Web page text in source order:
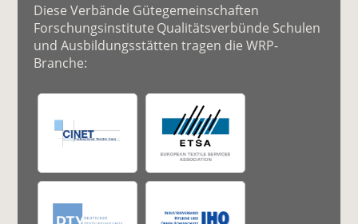
Diese Verbände Gütegemeinschaften
Forschungsinstitute Qualitätsverbünde Schulen
und Ausbildungsstätten tragen die WRP-
Branche: